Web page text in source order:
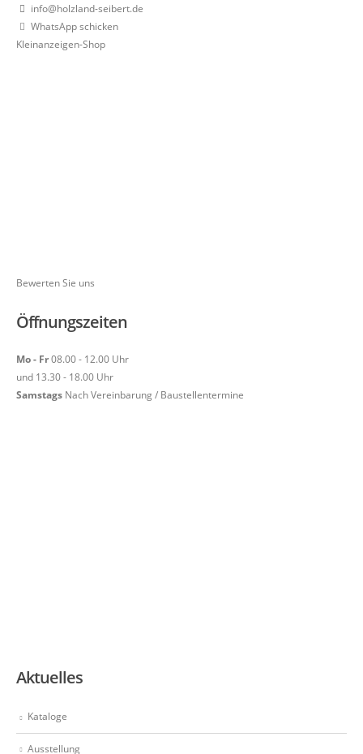
info@holzland-seibert.de
WhatsApp schicken
Kleinanzeigen-Shop
Bewerten Sie uns
Öffnungszeiten
Mo - Fr08.00 - 12.00 Uhr
und 13.30 - 18.00 Uhr
Samstags Nach Vereinbarung / Baustellentermine
Aktuelles
Kataloge
Ausstellung